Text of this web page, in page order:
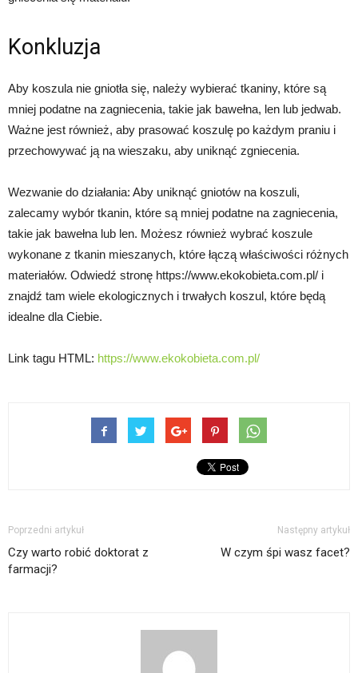
Konkluzja
Aby koszula nie gniotła się, należy wybierać tkaniny, które są
mniej podatne na zagniecenia, takie jak bawełna, len lub jedwab.
Ważne jest również, aby prasować koszulę po każdym praniu i
przechowywać ją na wieszaku, aby uniknąć zgniecenia.
Wezwanie do działania: Aby uniknąć gniotów na koszuli,
zalecamy wybór tkanin, które są mniej podatne na zagniecenia,
takie jak bawełna lub len. Możesz również wybrać koszule
wykonane z tkanin mieszanych, które łączą właściwości różnych
materiałów. Odwiedź stronę https://www.ekokobieta.com.pl/ i
znajdź tam wiele ekologicznych i trwałych koszul, które będą
idealne dla Ciebie.
Link tagu HTML: https://www.ekokobieta.com.pl/
Poprzedni artykuł
Czy warto robić doktorat z
farmacji?
Następny artykuł
W czym śpi wasz facet?